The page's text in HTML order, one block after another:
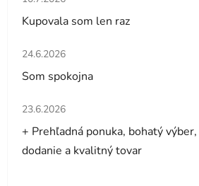
Kupovala som len raz
Hodnotenie obchodu je 5 z 5
24.6.2026
Som spokojna
Hodnotenie obchodu je 5 z 5
23.6.2026
+ Prehľadná ponuka, bohatý
dodanie a kvalitný tovar